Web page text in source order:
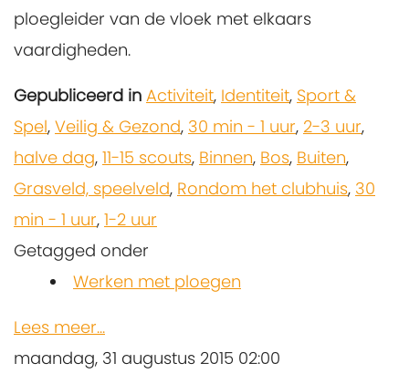
ploegleider van de vloek met elkaars
vaardigheden.
Gepubliceerd in Activiteit, Identiteit, Sport &
Spel, Veilig & Gezond, 30 min - 1 uur, 2-3 uur,
halve dag, 11-15 scouts, Binnen, Bos, Buiten,
Grasveld, speelveld, Rondom het clubhuis, 30
min - 1 uur, 1-2 uur
Getagged onder
Werken met ploegen
Lees meer...
maandag, 31 augustus 2015 02:00